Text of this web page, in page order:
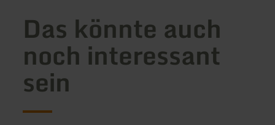
Das könnte auch
noch interessant
sein